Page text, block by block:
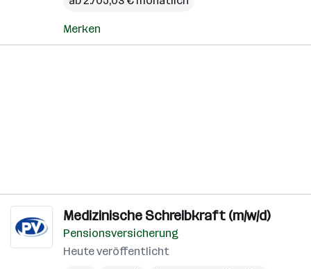
Merken
Medizinische Schreibkraft (m/w/d)
Pensionsversicherung
Heute veröffentlicht